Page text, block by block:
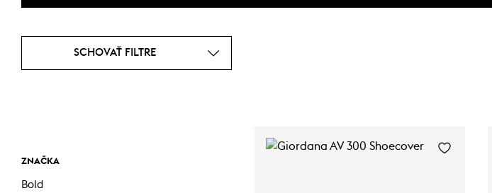
SCHOVAŤ FILTRE
ZNAČKA
Bold